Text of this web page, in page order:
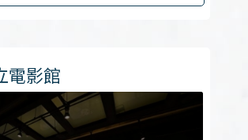
電影館